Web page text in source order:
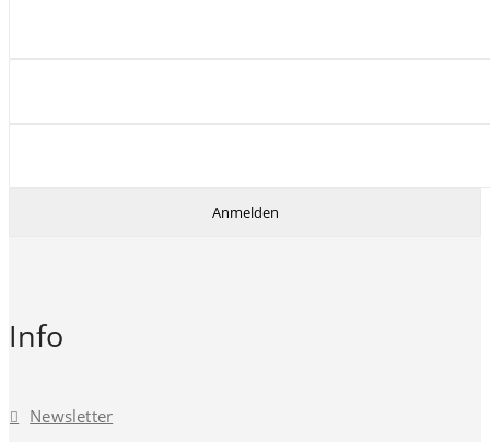
Info
Newsletter